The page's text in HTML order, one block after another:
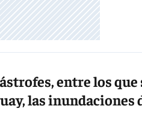
entre los que
las inundaciones